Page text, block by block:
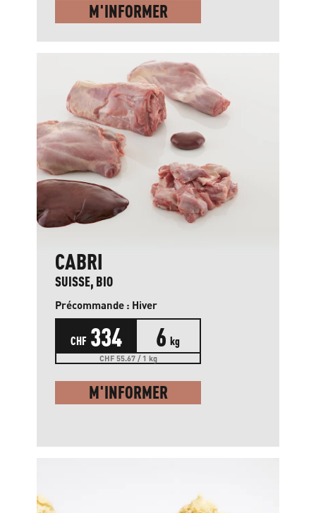
M'INFORMER
CABRI
SUISSE, BIO
Précommande : Hiver
CHF 334 6 kg
CHF 55.67 / 1 kg
M'INFORMER